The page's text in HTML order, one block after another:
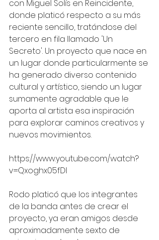
con Miguel Solís en Reincidente,
donde platicó respecto a su más
reciente sencillo, tratándose del
tercero en fila llamado 'Un
Secreto'. Un proyecto que nace en
un lugar donde particularmente se
ha generado diverso contenido
cultural y artístico, siendo un lugar
sumamente agradable que le
aporta al artista esa inspiración
para explorar caminos creativos y
nuevos movimientos.
https://www.youtube.com/watch?
v=Qxoghx05fDI
Rodo platicó que los integrantes
de la banda antes de crear el
proyecto, ya eran amigos desde
aproximadamente sexto de